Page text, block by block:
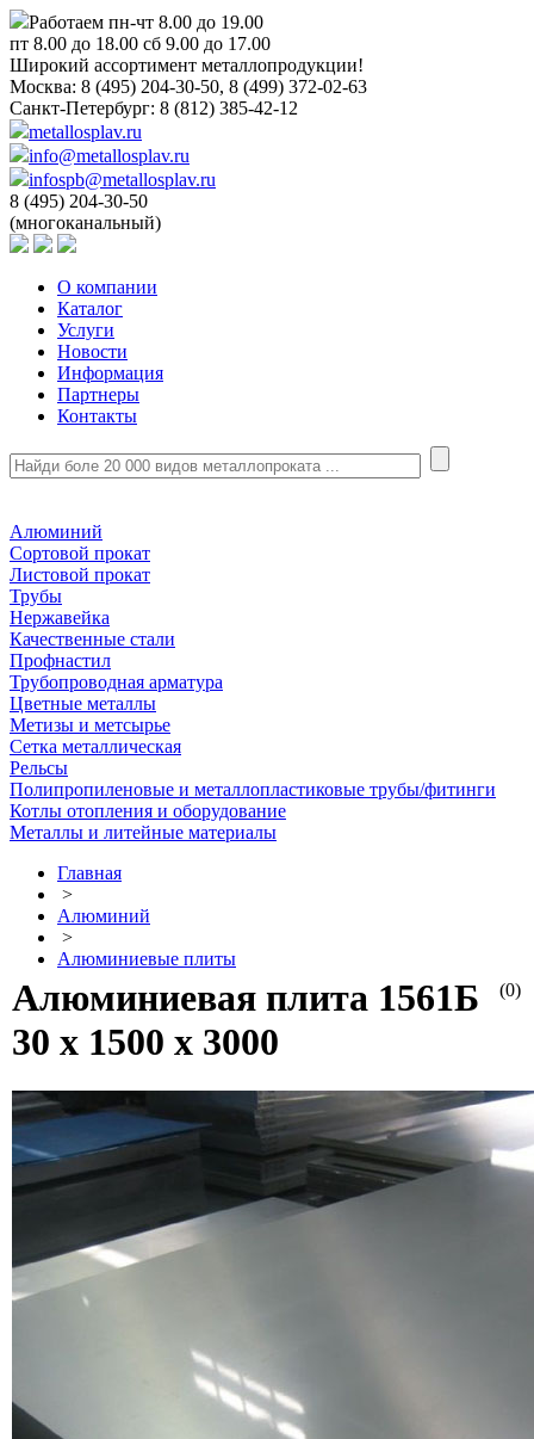
Работаем пн-чт 8.00 до 19.00
пт 8.00 до 18.00 сб 9.00 до 17.00
Широкий ассортимент металлопродукции!
Москва: 8 (495) 204-30-50, 8 (499) 372-02-63
Санкт-Петербург: 8 (812) 385-42-12
metallosplav.ru
info@metallosplav.ru
infospb@metallosplav.ru
8 (495) 204-30-50
(многоканальный)
О компании
Каталог
Услуги
Новости
Информация
Партнеры
Контакты
Алюминий
Сортовой прокат
Листовой прокат
Трубы
Нержавейка
Качественные стали
Профнастил
Трубопроводная арматура
Цветные металлы
Метизы и метсырье
Сетка металлическая
Рельсы
Полипропиленовые и металлопластиковые трубы/фитинги
Котлы отопления и оборудование
Металлы и литейные материалы
Главная
>
Алюминий
>
Алюминиевые плиты
(0)
Алюминиевая плита 1561Б
30 х 1500 х 3000